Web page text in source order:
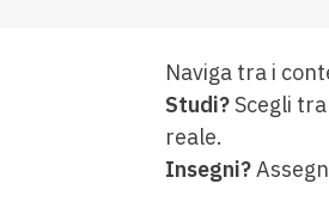
Naviga tra i
Studi?Scegli
reale.
Insegni?